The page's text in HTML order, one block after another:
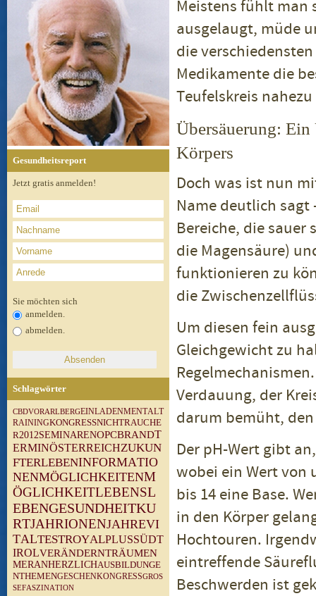
Gesundheitsreport
Jetzt gratis anmelden!
Sie möchten sich
anmelden.
abmelden.
Schlagwörter
CBDVORARLBERGEINLADENMENTALT
RAININGKONGRESSNICHTRAUCHE
R2012SEMINARENOPCBRANDT
ERMINÖSTERREICHZUKUN
FTERLEBENINFORMATIO
NENMÖGLICHKEITENM
ÖGLICHKEITLEBENSL
EBENGESUNDHEITKU
RTJAHRIONENJAHREVI
TALTESTROYALPLUSSÜDT
IROLVERÄNDERNTRÄUMEN
MERANHERZLICHAUSBILDUNGE
NTHEMENGESCHENKONGRESSGROS
SEFASZINATION
Meistens fühlt man
ausgelaugt, müde
die
Medikamente die
Teufelskreis
Übersäuerung:
Körpers
Doch was ist nun
Name deutlich sagt
Bereiche, die sauer
die Magensäure)
funktionieren zu
die
Um diesen fein
Gleichgewicht zu
Verdauung, der
darum bemüht,
Der pH-Wert gibt
wobei ein Wert von
bis 14 eine Base.
in den Körper
Hochtouren.
eintreffende
Beschwerden ist